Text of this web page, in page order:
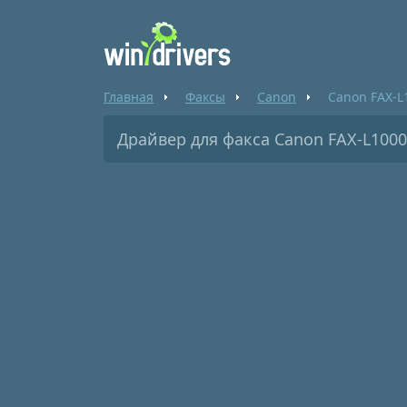
Главная Факсы Canon Canon FAX-
Драйвер для факса Canon FAX-